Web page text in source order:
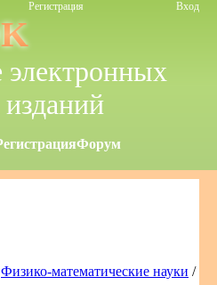
Регистрация Вход
электронных
Форум
Физико-математические науки /